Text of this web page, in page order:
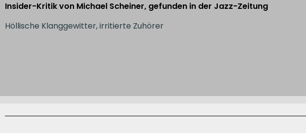
Insider-Kritik von Michael Scheiner, gefunden in der Jazz-Zeitung
Höllische Klanggewitter, irritierte Zuhörer